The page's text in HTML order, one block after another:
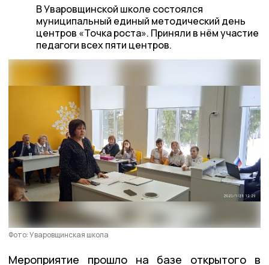
В Уваровщинской школе состоялся
муниципальный единый методический день
центров «Точка роста». Приняли в нём участие
педагоги всех пяти центров.
Фото: Уваровщинская школа
Мероприятие прошло на базе открытого в